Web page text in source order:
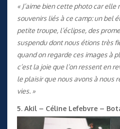
« J’aime bien cette photo car
souvenirs liés à ce camp: un bel
petite troupe, l’éclipse, des
suspendu dont nous étions très
quand on regarde ces images à
c’est la joie que l’on ressent en
le plaisir que nous avons à nous
vies. »
5. Akil – Céline Lefebvre –